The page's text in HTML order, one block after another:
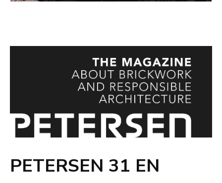
PETERSEN 31 EN